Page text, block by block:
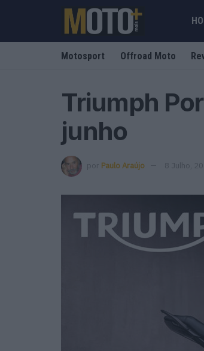
Motosport Offroad Moto
Triumph
junho
por Paulo Araújo 8 Julho,